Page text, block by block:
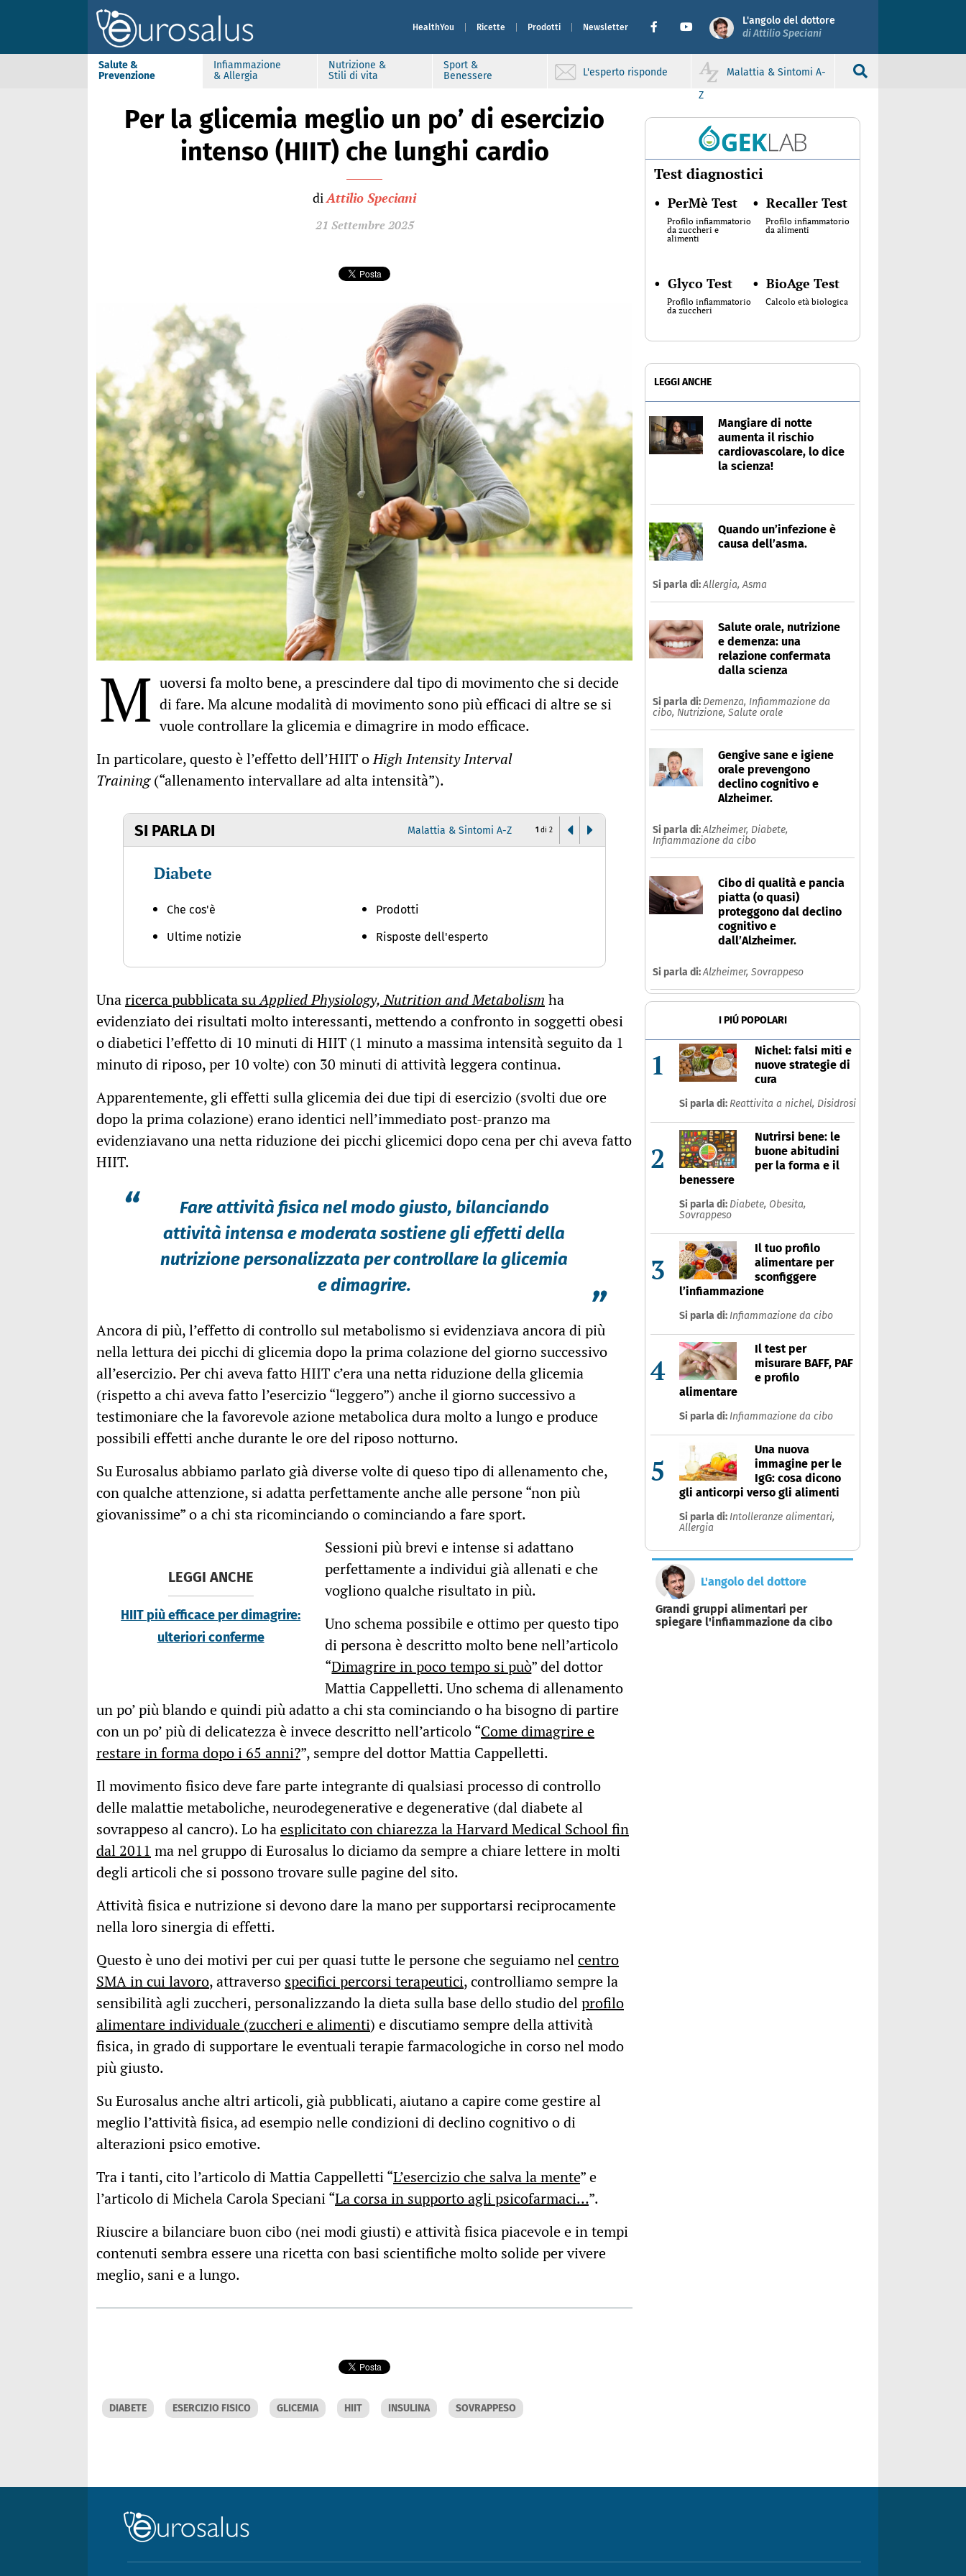
HealthYou Ricette Prodotti Newsletter
L'angolo del dottore
di Attilio Speciani
Salute &
Prevenzione
Infiammazione
& Allergia
Nutrizione &
Stili di vita
Sport &
Benessere
L'esperto risponde
Malattia & Sintomi A-
Z
Per la glicemia meglio un po’ di esercizio
intenso (HIIT) che lunghi cardio
diAttilio Speciani
21 Settembre 2025
M uoversi fa molto bene, a prescindere dal tipo di movimento che si decide
di fare. Ma alcune modalità di movimento sono più efficaci di altre se si
vuole controllare la glicemia e dimagrire in modo efficace.
In particolare, questo è l’effetto dell’HIIT oHigh Intensity Interval
Training(“allenamento intervallare ad alta intensità”).
SI PARLA DI Malattia & Sintomi A-Z
Diabete
Che cos'è
Ultime notizie
Prodotti
Risposte dell'esperto
Sovrappeso
Che cos'è
Ultime notizie
1 di 2
Unaricerca pubblicata suApplied Physiology, Nutrition and Metabolism ha
evidenziato dei risultati molto interessanti, mettendo a confronto in soggetti obesi
o diabetici l’effetto di 10 minuti di HIIT (1 minuto a massima intensità seguito da 1
minuto di riposo, per 10 volte) con 30 minuti di attività leggera continua.
Apparentemente, gli effetti sulla glicemia dei due tipi di esercizio (svolti due ore
dopo la prima colazione) erano identici nell’immediato post-pranzo ma
evidenziavano una netta riduzione dei picchi glicemici dopo cena per chi aveva fatto
HIIT.
“
Fare attività fisica nel modo giusto, bilanciando
attività intensa e moderata sostiene gli effetti della
nutrizione personalizzata per controllare la glicemia
e dimagrire.
”
Ancora di più, l’effetto di controllo sul metabolismo si evidenziava ancora di più
nella lettura dei picchi di glicemia dopo la prima colazione del giorno successivo
all’esercizio. Per chi aveva fatto HIIT c’era una netta riduzione della glicemia
(rispetto a chi aveva fatto l’esercizio “leggero”) anche il giorno successivo a
testimoniare che la favorevole azione metabolica dura molto a lungo e produce
possibili effetti anche durante le ore del riposo notturno.
Su Eurosalus abbiamo parlato già diverse volte di queso tipo di allenamento che,
con qualche attenzione, si adatta perfettamente anche alle persone “non più
giovanissime” o a chi sta ricominciando o cominciando a fare sport.
LEGGI ANCHE
HIIT più efficace per dimagrire:
ulteriori conferme
Sessioni più brevi e intense si adattano
perfettamente a individui già allenati e che
vogliono qualche risultato in più.
Uno schema possibile e ottimo per questo tipo
di persona è descritto molto bene nell’articolo
“Dimagrire in poco tempo si può” del dottor
Mattia Cappelletti. Uno schema di allenamento
un po’ più blando e quindi più adatto a chi sta cominciando o ha bisogno di partire
con un po’ più di delicatezza è invece descritto nell’articolo “Come dimagrire e
restare in forma dopo i 65 anni?”, sempre del dottor Mattia Cappelletti.
Il movimento fisico deve fare parte integrante di qualsiasi processo di controllo
delle malattie metaboliche, neurodegenerative e degenerative (dal diabete al
sovrappeso al cancro). Lo haesplicitato con chiarezza la Harvard Medical School fin
dal 2011 ma nel gruppo di Eurosalus lo diciamo da sempre a chiare lettere in molti
degli articoli che si possono trovare sulle pagine del sito.
Attività fisica e nutrizione si devono dare la mano per supportarsi reciprocamente
nella loro sinergia di effetti.
Questo è uno dei motivi per cui per quasi tutte le persone che seguiamo nelcentro
SMA in cui lavoro, attraverso specifici percorsi terapeutici, controlliamo sempre la
sensibilità agli zuccheri, personalizzando la dieta sulla base dello studio delprofilo
alimentare individuale (zuccheri e alimenti) e discutiamo sempre della attività
fisica, in grado di supportare le eventuali terapie farmacologiche in corso nel modo
più giusto.
Su Eurosalus anche altri articoli, già pubblicati, aiutano a capire come gestire al
meglio l’attività fisica, ad esempio nelle condizioni di declino cognitivo o di
alterazioni psico emotive.
Tra i tanti, cito l’articolo di Mattia Cappelletti “L’esercizio che salva la mente” e
l’articolo di Michela Carola Speciani “La corsa in supporto agli psicofarmaci…”.
Riuscire a bilanciare buon cibo (nei modi giusti) e attività fisica piacevole e in tempi
contenuti sembra essere una ricetta con basi scientifiche molto solide per vivere
meglio, sani e a lungo.
DIABETE ESERCIZIO FISICO GLICEMIA HIIT INSULINA SOVRAPPESO
Test diagnostici
• PerMè Test
Profilo infiammatorio
da zuccheri e
alimenti
• Recaller Test
Profilo infiammatorio
da alimenti
• Glyco Test
Profilo infiammatorio
da zuccheri
• BioAge Test
Calcolo età biologica
LEGGI ANCHE
Mangiare di notte
aumenta il rischio
cardiovascolare, lo dice
la scienza!
Quando un’infezione è
causa dell’asma.
Si parla di:Allergia,Asma
Salute orale, nutrizione
e demenza: una
relazione confermata
dalla scienza
Si parla di: Demenza, Infiammazione da
cibo, Nutrizione, Salute orale
Gengive sane e igiene
orale prevengono
declino cognitivo e
Alzheimer.
Si parla di:Alzheimer, Diabete,
Infiammazione da cibo
Cibo di qualità e pancia
piatta (o quasi)
proteggono dal declino
cognitivo e
dall’Alzheimer.
Si parla di:Alzheimer, Sovrappeso
I PIÚ POPOLARI
1
Nichel: falsi miti e
nuove strategie di
cura
Si parla di: Reattivita a nichel, Disidrosi
2
Nutrirsi bene: le
buone abitudini
per la forma e il
benessere
Si parla di: Diabete, Obesita,
Sovrappeso
3
Il tuo profilo
alimentare per
sconfiggere
l’infiammazione
Si parla di: Infiammazione da cibo
4
Il test per
misurare BAFF, PAF
e profilo
alimentare
Si parla di: Infiammazione da cibo
5
Una nuova
immagine per le
IgG: cosa dicono
gli anticorpi verso gli alimenti
Si parla di: Intolleranze alimentari,
Allergia
L'angolo del dottore
Grandi gruppi alimentari per
spiegare l'infiammazione da cibo